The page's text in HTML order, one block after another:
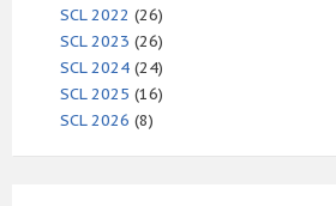
SCL 2022 (26)
SCL 2023 (26)
SCL 2024 (24)
SCL 2025 (16)
SCL 2026 (8)